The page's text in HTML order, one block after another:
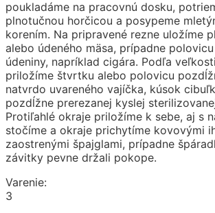
poukladáme na pracovnú dosku,
plnotučnou horčicou a posypeme
korením. Na pripravené rezne uložíme
alebo údeného mäsa, prípadne
údeniny, napríklad cigára. Podľa
priložíme štvrtku alebo polovicu
natvrdo uvareného vajíčka, kúsok
pozdĺžne prerezanej kyslej
Protiľahlé okraje priložíme k sebe, aj s
stočíme a okraje prichytíme kovovými
zaostrenými špajglami, prípadne
závitky pevne držali pokope.
Varenie:
3